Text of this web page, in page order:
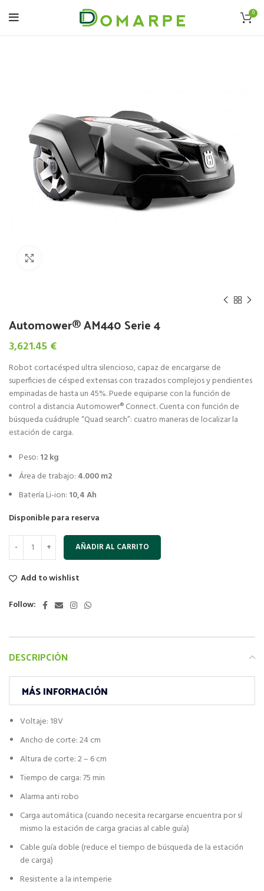
0
Automower® AM440 Serie 4
3,621.45 €
Robot cortacésped ultra silencioso, capaz de encargarse de
superficies de césped extensas con trazados complejos y pendientes
empinadas de hasta un 45%. Puede equiparse con la función de
control a distancia Automower® Connect. Cuenta con función de
búsqueda cuádruple “Quad search”: cuatro maneras de localizar la
estación de carga.
Peso: 12 kg
Área de trabajo: 4.000 m2
Batería Li-ion: 10,4 Ah
Disponible para reserva
AÑADIR AL CARRITO
Add to wishlist
Follow:
DESCRIPCIÓN
MÁS INFORMACIÓN
Voltaje: 18V
Ancho de corte: 24 cm
Altura de corte: 2 – 6 cm
Tiempo de carga: 75 min
Alarma anti robo
Carga automática (cuando necesita recargarse encuentra por sí
mismo la estación de carga gracias al cable guía)
Cable guía doble (reduce el tiempo de búsqueda de la estación
de carga)
Resistente a la intemperie